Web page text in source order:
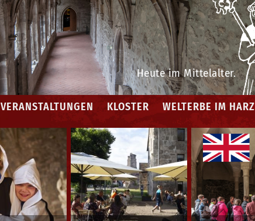
Heute im Mittelalter.
VERANSTALTUNGEN KLOSTER WELTERBE IM HARZ